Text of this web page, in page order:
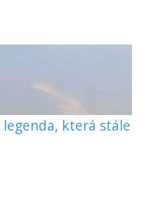
legenda, která stále